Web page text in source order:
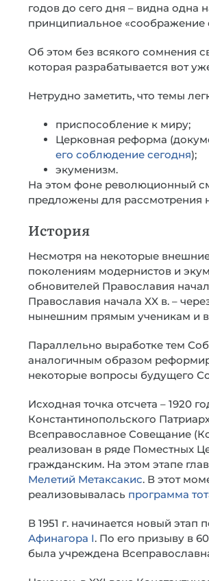
годов до сего дня – видна
принципиальное «соображение
Об этом без всякого сомнения
которая разрабатывается вот
Нетрудно заметить, что темы
приспособление к миру;
Церковная реформа
его соблюдение сегодня);
экуменизм.
На этом фоне революционный
предложены для рассмотрения
История
Несмотря на некоторые
поколениям модернистов и
обновителей Православия
Православия начала XX в. –
нынешним прямым ученикам и
Параллельно выработке тем
аналогичным образом
некоторые вопросы будущего
Исходная точка отсчета – 1920
Константинопольского
Всеправославное Совещание
реализован в ряде Поместных
гражданским. На этом этапе
Мелетий Метаксакис. В этот
реализовывалась программа
В 1951 г. начинается новый
Афинагора I. По его призыву в
была учреждена